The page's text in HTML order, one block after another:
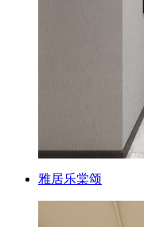
雅居乐棠颂